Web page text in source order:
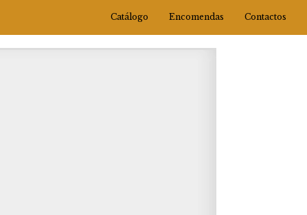
Catálogo Encomendas Contactos